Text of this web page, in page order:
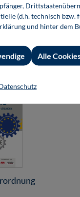
(d.h. technisch bzw.
und hinter dem
Alle